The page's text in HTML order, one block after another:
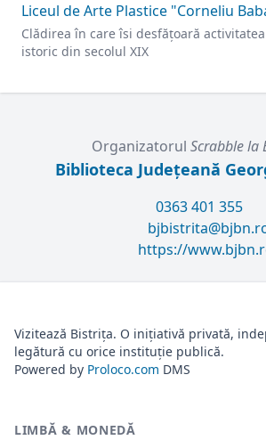
Liceul de Arte Plastice "Corneliu
Clădirea în care îsi desfățoară
istoric din secolul XIX
Organizatorul Scrabble la
Biblioteca Județeană
0363 401 355
https://
Vizitează Bistrița. O inițiativă privată,
legătură cu orice instituție publică.
Powered by Proloco.com DMS
LIMBĂ & MONEDĂ